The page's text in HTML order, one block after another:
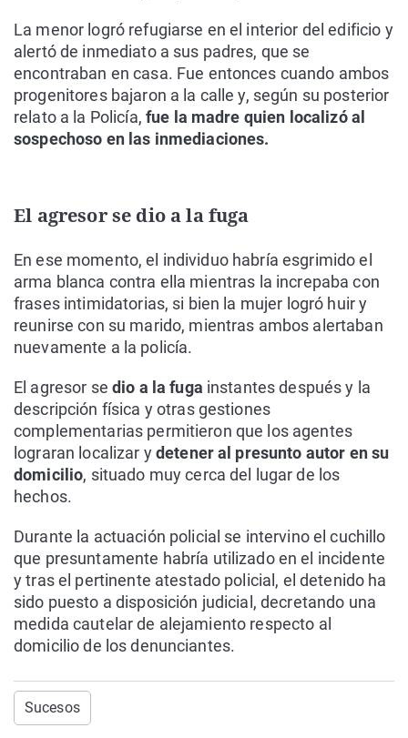
La menor logró refugiarse en el interior del edificio y
alertó de inmediato a sus padres, que se
encontraban en casa. Fue entonces cuando ambos
progenitores bajaron a la calle y, según su posterior
relato a la Policía, fue la madre quien localizó al
sospechoso en las inmediaciones.
El agresor se dio a la fuga
En ese momento, el individuo habría esgrimido el
arma blanca contra ella mientras la increpaba con
frases intimidatorias, si bien la mujer logró huir y
reunirse con su marido, mientras ambos alertaban
nuevamente a la policía.
El agresor se dio a la fuga instantes después y la
descripción física y otras gestiones
complementarias permitieron que los agentes
lograran localizar ydetener al presunto autor en su
domicilio, situado muy cerca del lugar de los
hechos.
Durante la actuación policial se intervino el cuchillo
que presuntamente habría utilizado en el incidente
y tras el pertinente atestado policial, el detenido ha
sido puesto a disposición judicial, decretando una
medida cautelar de alejamiento respecto al
domicilio de los denunciantes.
Sucesos